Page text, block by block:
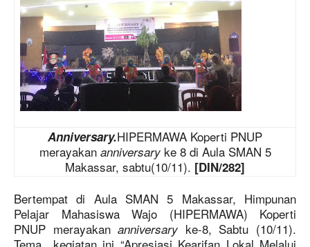
Anniversary.HIPERMAWA Koperti PNUP
merayakan anniversaryke 8 di Aula SMAN 5
Makassar, sabtu(10/11). [DIN/282]
Bertempat di Aula SMAN 5 Makassar, Himpunan
Pelajar Mahasiswa Wajo (HIPERMAWA) Koperti
PNUP merayakananniversary ke-8, Sabtu (10/11).